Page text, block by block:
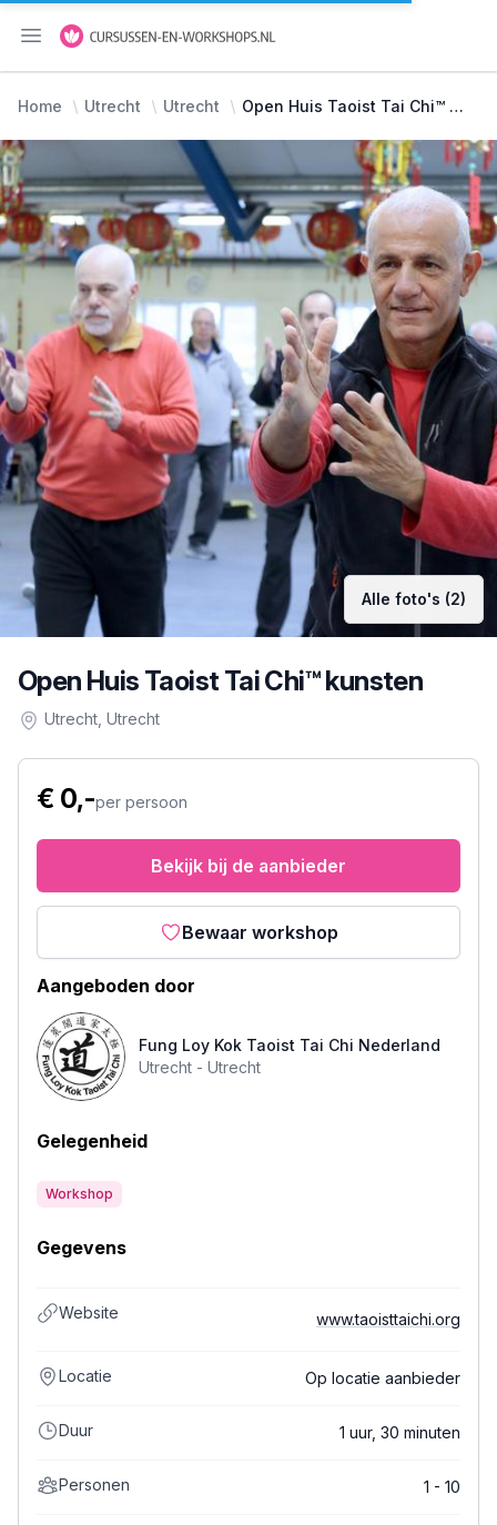
Menu openen
Home Utrecht Utrecht Open Huis Taoist Tai Chi™ kunsten
Alle foto's (2)
Open Huis Taoist Tai Chi™ kunsten
Utrecht , Utrecht
€ 0,-per persoon
Bekijk bij de aanbieder
Bewaar workshop
Aangeboden door
Fung Loy Kok Taoist Tai Chi Nederland
Utrecht - Utrecht
Gelegenheid
Workshop
Gegevens
Website www.taoisttaichi.org
Locatie Op locatie aanbieder
Duur 1 uur, 30 minuten
Personen 1 - 10